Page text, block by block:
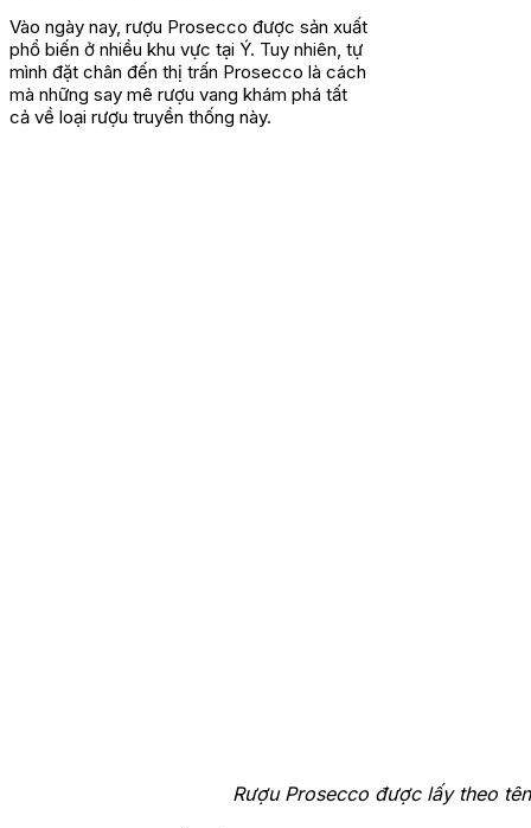
Vào ngày nay, rượu Prosecco được sản xuất
phổ biến ở nhiều khu vực tại Ý. Tuy nhiên, tự
mình đặt chân đến thị trấn Prosecco là cách
mà những say mê rượu vang khám phá tất
cả về loại rượu truyền thống này.
Rượu Prosecco được lấy theo